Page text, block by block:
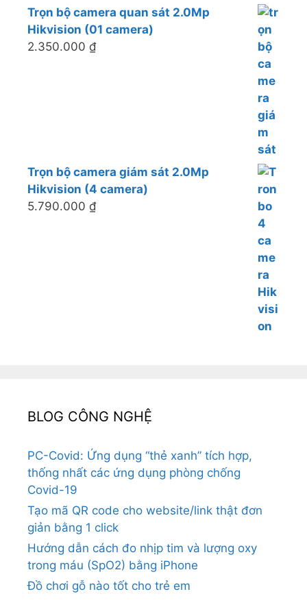
Trọn bộ camera quan sát 2.0Mp
Hikvision (01 camera)
2.350.000 ₫
Trọn bộ camera giám sát 2.0Mp
Hikvision (4 camera)
5.790.000 ₫
BLOG CÔNG NGHỆ
PC-Covid: Ứng dụng “thẻ xanh” tích hợp,
thống nhất các ứng dụng phòng chống
Covid-19
Tạo mã QR code cho website/link thật đơn
giản bằng 1 click
Hướng dẫn cách đo nhịp tim và lượng oxy
trong máu (SpO2) bằng iPhone
Đồ chơi gỗ nào tốt cho trẻ em